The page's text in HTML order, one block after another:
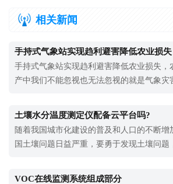
相关新闻
手持式气象站实现趋利避害降低农业损失
手持式气象站实现趋利避害降低农业损失，
产中我们不能忽视也无法忽视的就是气象灾
应该如何避免其对农业生产造成的损失呢。
做的就是借助手持式气象站加强对农业气象
监测，只要了解气象的变化情况，才能合
土壤水分温度测定仪配备云平台吗?
随着我国城市化建设的普及和人口的不断增
国土壤问题日益严重，要勇于发现土壤问题
VOC在线监测系统组成部分